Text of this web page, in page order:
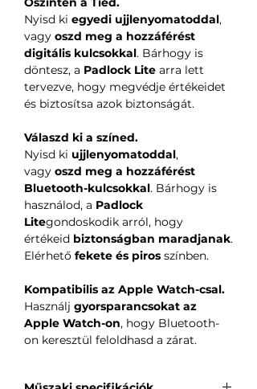
Nyisd ki egyedi ujjlenyomatoddal,
vagy oszd meg a hozzáférést
digitális kulcsokkal. Bárhogy is
döntesz, a Padlock Lite arra lett
tervezve, hogy megvédje értékeidet
és biztosítsa azok biztonságát.
Válaszd ki a színed.
Nyisd ki ujjlenyomatoddal,
vagy oszd meg a hozzáférést
Bluetooth-kulcsokkal. Bárhogy is
használod, a Padlock
Litegondoskodik arról, hogy
értékeid biztonságban maradjanak.
Elérhető fekete és piros színben.
Kompatibilis az Apple Watch-csal.
Használj gyorsparancsokat az
Apple Watch-on, hogy Bluetooth-
on keresztül feloldhasd a zárat.